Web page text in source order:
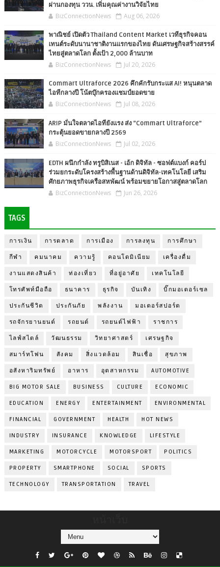
ผ่านกองทุน ววน. เพิ่มคุณค่างานวิจัยไทย
BizConnectionNews Aug 06, 2026
พาณิชย์ เปิดตัว Thailand Content Market เวทีธุรกิจคอน
เทนต์ระดับนานาชาติงานแรกของไทย ดันเศรษฐกิจสร้างสรรค์
ไทยสู่ตลาดโลก ตั้งเป้า 2,000 ล้านบาท
BizConnectionNews Jul 20, 2026
Commart Ultraforce 2026 คึกคักรับกระแส AI! หนุนตลาด
ไอทีกลางปี โน้ตบุ๊กครองแชมป์ยอดขาย
BizConnectionNews Jul 08, 2026
ARIP มั่นใจตลาดไอทียังแรง ส่ง “Commart Ultraforce”
กระตุ้นยอดขายกลางปี 2569
BizConnectionNews Jul 02, 2026
EDTH ผนึกกำลัง ทรูบิสิเนส - เอ้ก ดิจิทัล - ซอฟต์แบงก์ คอร์ป
ร่วมยกระดับโครงสร้างพื้นฐานด้านดิจิทัล-เทคโนโลยี เสริม
ศักยภาพธุรกิจเครือสหพัฒน์ พร้อมขยายโอกาสสู่ตลาดโลก
BizConnectionNews Jun 26, 2026
TAGS
การเงิน การตลาด การเมือง การลงทุน การศึกษา
กีฬา คมนาคม ความรู้ คอนโดมิเนียม เครื่องดื่ม
งานแสดงสินค้า ท่องเที่ยว ที่อยู่อาศัย เทคโนโลยี
โทรศัพท์มือถือ ธนาคาร ธุรกิจ บันเทิง บิ๊กมอเตอร์เซล
ประกันชีวิต ประกันภัย พลังงาน มอเตอร์สปอร์ต
รถจักรยานยนต์ รถยนต์ รถยนต์ไฟฟ้า ราชการ
ไลฟ์สไตล์ วัฒนธรรม วิทยาศาสตร์ เศรษฐกิจ
สมาร์ทโฟน สังคม สิ่งแวดล้อม สินเชื่อ สุขภาพ
อสังหาริมทรัพย์ อาหาร อุตสาหกรรม AUTOMOTIVE
BIG MOTOR SALE BUSINESS CULTURE ECONOMIC
EDUCATION ENERGY ENTERTAINMENT ENVIRONMENTAL
FINANCIAL GOVERNMENT HEALTH HOT NEWS
INDUSTRY INSURANCE KNOWLEDGE LIFESTYLE
MARKETING MOTORCYCLE MOTORSPORT POLITICS
PROPERTY SMARTPHONE SOCIAL SPORTS
TECHNOLOGY TRANSPORTATION TRAVEL